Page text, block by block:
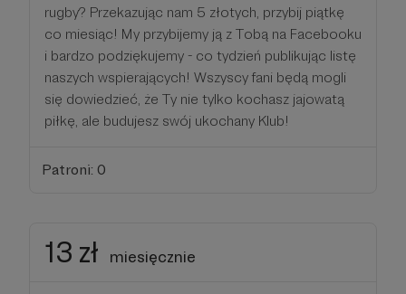
rugby? Przekazując nam 5 złotych, przybij piątkę
co miesiąc! My przybijemy ją z Tobą na Facebooku
i bardzo podziękujemy - co tydzień publikując listę
naszych wspierających! Wszyscy fani będą mogli
się dowiedzieć, że Ty nie tylko kochasz jajowatą
piłkę, ale budujesz swój ukochany Klub!
Patroni: 0
13 zł miesięcznie